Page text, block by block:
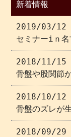
新着情報
2019/03/12
セミナーiｎ名
2018/11/15
骨盤や股関節
2018/10/12
骨盤のズレが
2018/09/29